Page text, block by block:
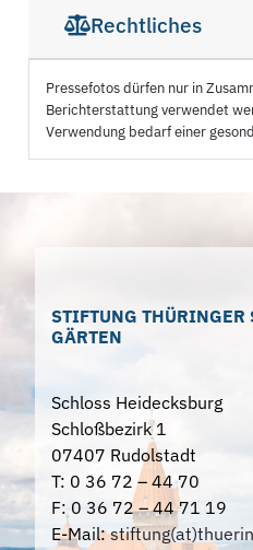
Rechtliches
Pressefotos dürfen nur in
Berichterstattung verwendet
Verwendung bedarf einer
STIFTUNG THÜRINGER
GÄRTEN
Schloss Heidecksburg
Schloßbezirk 1
07407 Rudolstadt
T: 0 36 72 – 44 70
F: 0 36 72 – 44 71 19
E-Mail: